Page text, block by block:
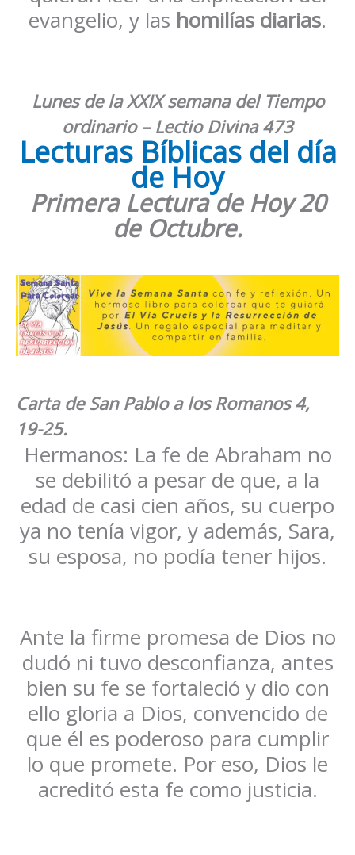
evangelio, y las homilías diarias.
Lunes de la XXIX semana del Tiempo
ordinario – Lectio Divina 473
Lecturas Bíblicas del día
de Hoy
Primera Lectura de Hoy 20
de Octubre.
Carta de San Pablo a los Romanos 4,
19-25.
Hermanos: La fe de Abraham no
se debilitó a pesar de que, a la
edad de casi cien años, su cuerpo
ya no tenía vigor, y además, Sara,
su esposa, no podía tener hijos.
Ante la firme promesa de Dios no
dudó ni tuvo desconfianza, antes
bien su fe se fortaleció y dio con
ello gloria a Dios, convencido de
que él es poderoso para cumplir
lo que promete. Por eso, Dios le
acreditó esta fe como justicia.